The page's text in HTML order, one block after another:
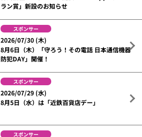
ラン賞」新設のお知らせ
スポンサー
2026/07/30 (木)
8月6日（木）「守ろう！その電話 日本通信機器
防犯DAY」開催！
スポンサー
2026/07/29 (水)
8月5日（水）は「近鉄百貨店デー」
スポンサー